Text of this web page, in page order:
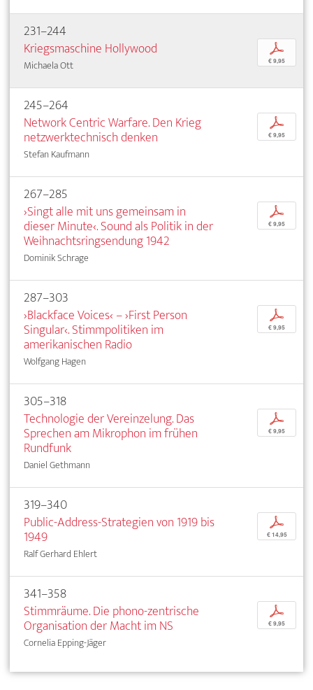
231–244
Kriegsmaschine Hollywood
Michaela Ott
p
€ 9,95
245–264
Network Centric Warfare. Den Krieg
netzwerktechnisch denken
Stefan Kaufmann
p
€ 9,95
267–285
›Singt alle mit uns gemeinsam in
dieser Minute‹. Sound als Politik in der
Weihnachtsringsendung 1942
Dominik Schrage
p
€ 9,95
287–303
›Blackface Voices‹ – ›First Person
Singular‹. Stimmpolitiken im
amerikanischen Radio
Wolfgang Hagen
p
€ 9,95
305–318
Technologie der Vereinzelung. Das
Sprechen am Mikrophon im frühen
Rundfunk
Daniel Gethmann
p
€ 9,95
319–340
Public-Address-Strategien von 1919 bis
1949
Ralf Gerhard Ehlert
p
€ 14,95
341–358
Stimmräume. Die phono-zentrische
Organisation der Macht im NS
Cornelia Epping-Jäger
p
€ 9,95